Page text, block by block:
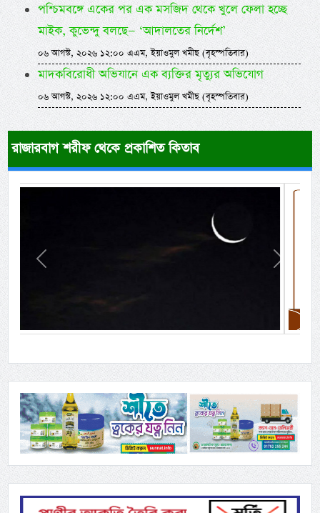
পশ্চিমবঙ্গে একের পর এক মসজিদ থেকে খুলে ফেলা হচ্ছে
মাইক, কুভেন্দু বলছে— ‘আদালতের নির্দেশ’
০৬ আগস্ট, ২০২৬ ১২:০০ এএম, ইয়াওমুল খমীছ (বৃহস্পতিবার)
মাদকবিরোধী অভিযানে এক ব্যক্তির মৃত্যুর অভিযোগ
০৬ আগস্ট, ২০২৬ ১২:০০ এএম, ইয়াওমুল খমীছ (বৃহস্পতিবার)
রাজারবাগ শরীফ থেকে প্রকাশিত কিতাব
Previous Next